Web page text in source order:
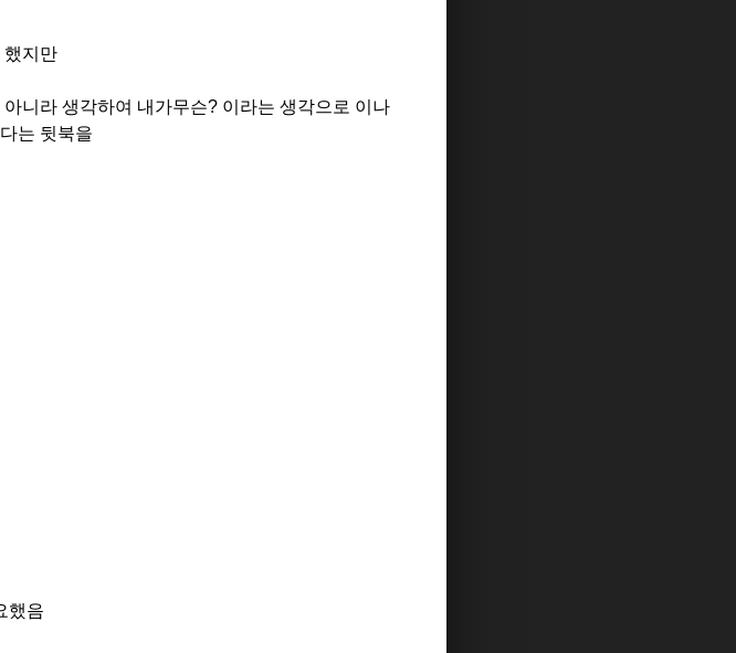
했지만
니라 생각하여 내가무슨? 이라는 생각으로 이나
는 뒷북을
했음